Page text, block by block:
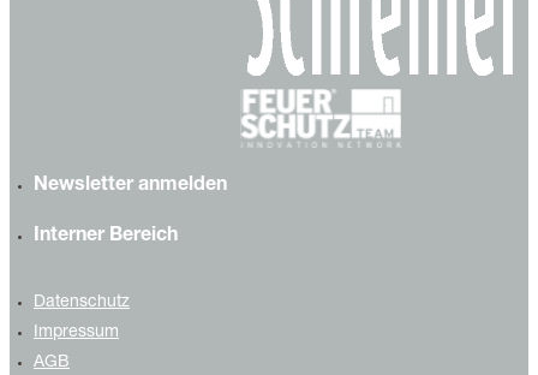
Newsletter anmelden
Interner Bereich
Datenschutz
Impressum
AGB